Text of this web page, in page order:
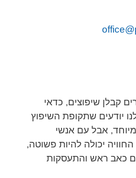
קבלן שיפוצים, כדאי
יודעים שתקופת השיפוץ
אבל עם אנשי
יכולה להיות פשוטה,
כאב ראש והתעסקות